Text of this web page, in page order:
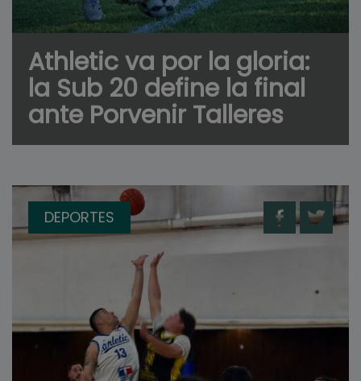
Athletic va por la gloria:
la Sub 20 define la final
ante Porvenir Talleres
DEPORTES